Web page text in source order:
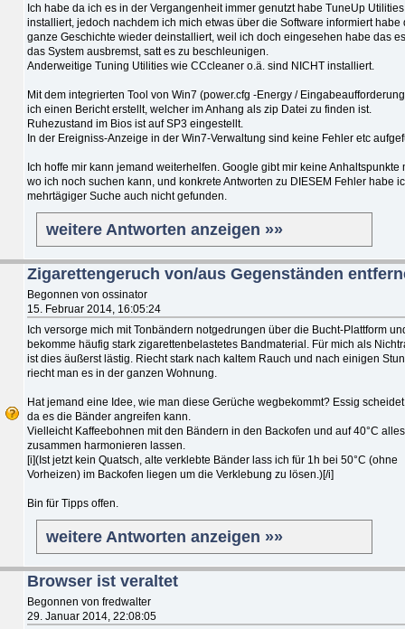
Ich habe da ich es in der Vergangenheit immer genutzt habe TuneUp Utilities
installiert, jedoch nachdem ich mich etwas über die Software informiert habe
ganze Geschichte wieder deinstalliert, weil ich doch eingesehen habe das
das System ausbremst, satt es zu beschleunigen.
Anderweitige Tuning Utilities wie CCcleaner o.ä. sind NICHT installiert.
Mit dem integrierten Tool von Win7 (power.cfg -Energy /
ich einen Bericht erstellt, welcher im Anhang als zip Datei zu finden ist.
Ruhezustand im Bios ist auf SP3 eingestellt.
In der Ereigniss-Anzeige in der Win7-Verwaltung sind keine Fehler etc
Ich hoffe mir kann jemand weiterhelfen. Google gibt mir keine Anhaltspunkte
wo ich noch suchen kann, und konkrete Antworten zu DIESEM Fehler habe
mehrtägiger Suche auch nicht gefunden.
weitere Antworten anzeigen »»
Zigarettengeruch von/aus Gegenständen
Begonnen von ossinator
15. Februar 2014, 16:05:24
Ich versorge mich mit Tonbändern notgedrungen über die Bucht-Plattform
bekomme häufig stark zigarettenbelastetes Bandmaterial. Für mich als
ist dies äußerst lästig. Riecht stark nach kaltem Rauch und nach einigen
riecht man es in der ganzen Wohnung.
Hat jemand eine Idee, wie man diese Gerüche wegbekommt? Essig
da es die Bänder angreifen kann.
Vielleicht Kaffeebohnen mit den Bändern in den Backofen und auf 40°C alles
zusammen harmonieren lassen.
[i](Ist jetzt kein Quatsch, alte verklebte Bänder lass ich für 1h bei 50°C (ohne
Vorheizen) im Backofen liegen um die Verklebung zu lösen.)[/i]
Bin für Tipps offen.
weitere Antworten anzeigen »»
Browser ist veraltet
Begonnen von fredwalter
29. Januar 2014, 22:08:05